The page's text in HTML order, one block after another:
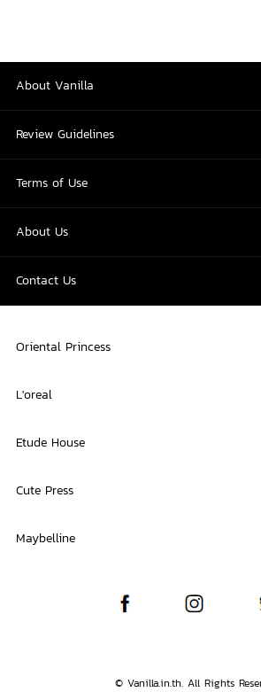
About Vanilla
Review Guidelines
Terms of Use
About Us
Contact Us
Oriental Princess
L'oreal
Etude House
Cute Press
Maybelline
© Vanilla.in.th. All Rights